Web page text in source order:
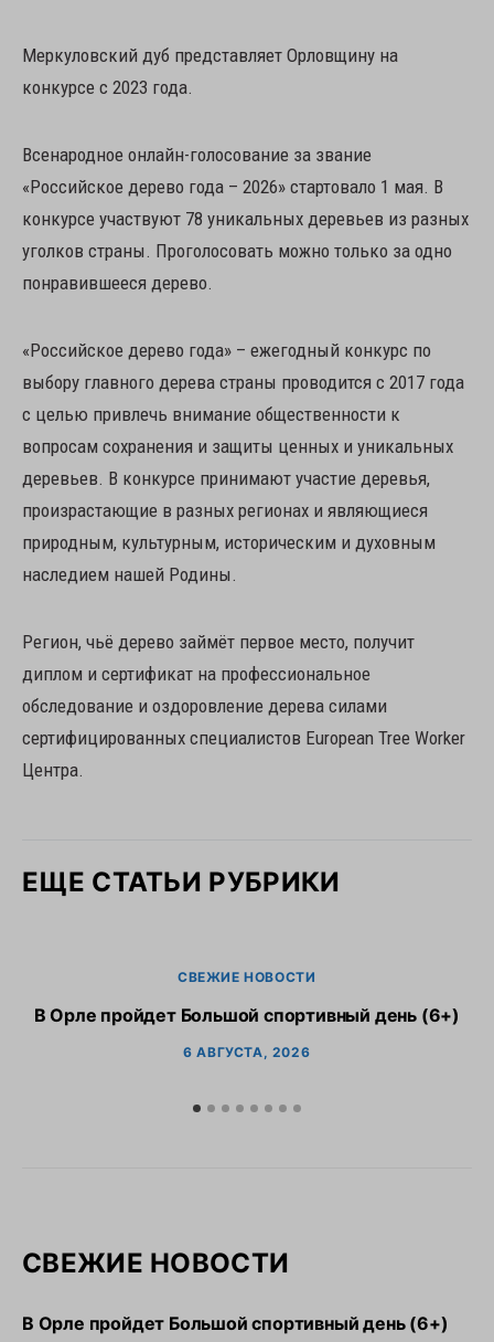
Меркуловский дуб представляет Орловщину на
конкурсе с 2023 года.
Всенародное онлайн-голосование за звание
«Российское дерево года – 2026» стартовало 1 мая. В
конкурсе участвуют 78 уникальных деревьев из разных
уголков страны. Проголосовать можно только за одно
понравившееся дерево.
«Российское дерево года» – ежегодный конкурс по
выбору главного дерева страны проводится с 2017 года
с целью привлечь внимание общественности к
вопросам сохранения и защиты ценных и уникальных
деревьев. В конкурсе принимают участие деревья,
произрастающие в разных регионах и являющиеся
природным, культурным, историческим и духовным
наследием нашей Родины.
Регион, чьё дерево займёт первое место, получит
диплом и сертификат на профессиональное
обследование и оздоровление дерева силами
сертифицированных специалистов European Tree Worker
Центра.
ЕЩЕ СТАТЬИ РУБРИКИ
СВЕЖИЕ НОВОСТИ
В Орле пройдет Большой спортивный день (6+)
6 АВГУСТА, 2026
СВЕЖИЕ НОВОСТИ
В Орле пройдет Большой спортивный день (6+)